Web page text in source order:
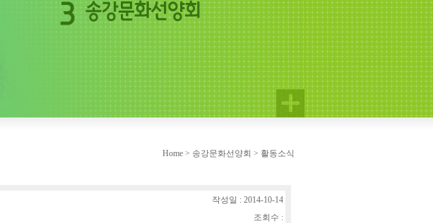
Home > 송강문화선양회 > 활동소식
작성일 : 2014-10-14
조회수 :